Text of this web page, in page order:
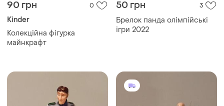
90 грн 0
Kinder
Колекційна фігурка
майнкрафт
50 грн 3
Брелок панда олімпійські
ігри 2022